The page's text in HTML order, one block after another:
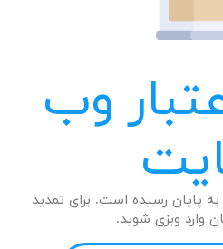
وب
پایان رسیده است. برای تمدید
وارد وبزی شوید.